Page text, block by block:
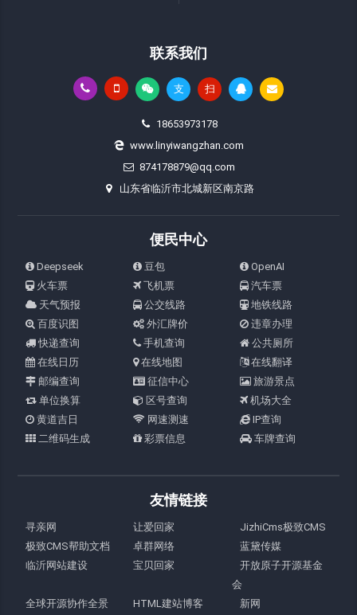
联系我们
支 扫
18653973178
www.linyiwangzhan.com
874178879@qq.com
山东省临沂市北城新区南京路
便民中心
Deepseek 豆包
OpenAI
火车票
飞机票
汽车票
天气预报
公交线路
地铁线路
百度识图
外汇牌价
违章办理
快递查询
手机查询
公共厕所
在线日历
在线地图
在线翻译
邮编查询
征信中心
旅游景点
单位换算
区号查询
机场大全
黄道吉日
网速测速
IP查询
二维码生成
彩票信息 车牌查询
友情链接
寻亲网 让爱回家
JizhiCms极致CMS
极致CMS帮助文档
卓群网络
蓝黛传媒
临沂网站建设
宝贝回家
开放原子开源基金
会
全球开源协作全景
HTML建站博客
新网